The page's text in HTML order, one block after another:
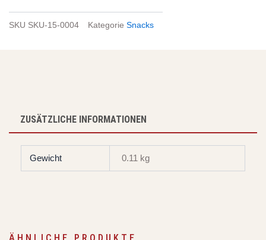
SKU SKU-15-0004 Kategorie Snacks
ZUSÄTZLICHE INFORMATIONEN
Gewicht 0.11 kg